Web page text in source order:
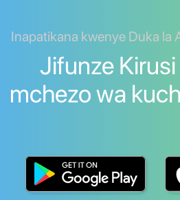
Inapatikana kwenye Duka la
Jifunze
mchezo wa